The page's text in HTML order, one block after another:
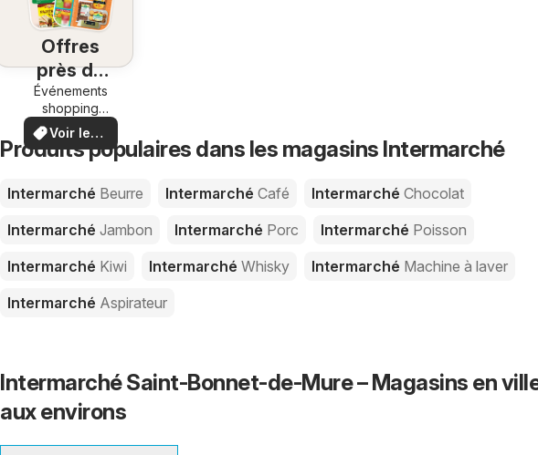
Offres
près de
chez vous
Événements
shopping
locaux et
offres
spéciales
Voir les
offres
Produits populaires dans les magasins Intermarché
Intermarché Beurre Intermarché Café Intermarché Chocolat
Intermarché Jambon Intermarché Porc Intermarché Poisson
Intermarché Kiwi Intermarché Whisky Intermarché Machine à laver
Intermarché Aspirateur
Intermarché Saint-Bonnet-de-Mure – Magasins en
aux environs